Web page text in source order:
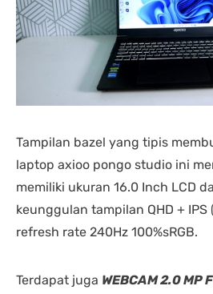
Tampilan bazel yang tipis
laptop axioo pongo studio ini
memiliki ukuran 16.0 Inch LCD
keunggulan tampilan QHD +
refresh rate 240Hz 100%sRGB.
Terdapat juga WEBCAM 2.0 MP